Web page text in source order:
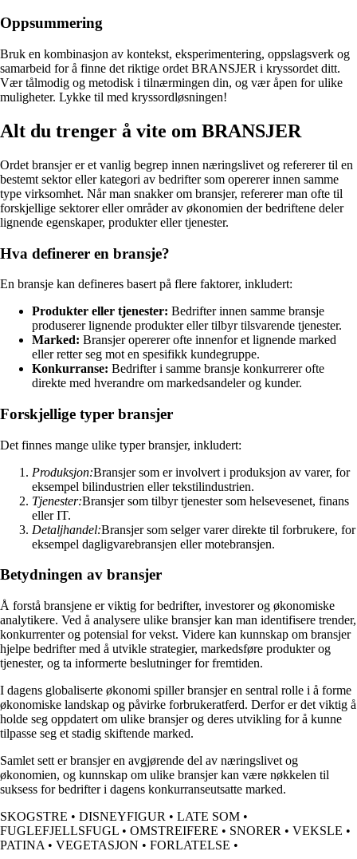
Oppsummering
Bruk en kombinasjon av kontekst, eksperimentering, oppslagsverk og
samarbeid for å finne det riktige ordet BRANSJER i kryssordet ditt.
Vær tålmodig og metodisk i tilnærmingen din, og vær åpen for ulike
muligheter. Lykke til med kryssordløsningen!
Alt du trenger å vite om BRANSJER
Ordet bransjer er et vanlig begrep innen næringslivet og refererer til en
bestemt sektor eller kategori av bedrifter som opererer innen samme
type virksomhet. Når man snakker om bransjer, refererer man ofte til
forskjellige sektorer eller områder av økonomien der bedriftene deler
lignende egenskaper, produkter eller tjenester.
Hva definerer en bransje?
En bransje kan defineres basert på flere faktorer, inkludert:
Produkter eller tjenester: Bedrifter innen samme bransje
produserer lignende produkter eller tilbyr tilsvarende tjenester.
Marked: Bransjer opererer ofte innenfor et lignende marked
eller retter seg mot en spesifikk kundegruppe.
Konkurranse: Bedrifter i samme bransje konkurrerer ofte
direkte med hverandre om markedsandeler og kunder.
Forskjellige typer bransjer
Det finnes mange ulike typer bransjer, inkludert:
Produksjon:Bransjer som er involvert i produksjon av varer, for
eksempel bilindustrien eller tekstilindustrien.
Tjenester:Bransjer som tilbyr tjenester som helsevesenet, finans
eller IT.
Detaljhandel:Bransjer som selger varer direkte til forbrukere, for
eksempel dagligvarebransjen eller motebransjen.
Betydningen av bransjer
Å forstå bransjene er viktig for bedrifter, investorer og økonomiske
analytikere. Ved å analysere ulike bransjer kan man identifisere trender,
konkurrenter og potensial for vekst. Videre kan kunnskap om bransjer
hjelpe bedrifter med å utvikle strategier, markedsføre produkter og
tjenester, og ta informerte beslutninger for fremtiden.
I dagens globaliserte økonomi spiller bransjer en sentral rolle i å forme
økonomiske landskap og påvirke forbrukeratferd. Derfor er det viktig å
holde seg oppdatert om ulike bransjer og deres utvikling for å kunne
tilpasse seg et stadig skiftende marked.
Samlet sett er bransjer en avgjørende del av næringslivet og
økonomien, og kunnskap om ulike bransjer kan være nøkkelen til
suksess for bedrifter i dagens konkurranseutsatte marked.
SKOGSTRE • DISNEYFIGUR • LATE SOM •
FUGLEFJELLSFUGL • OMSTREIFERE • SNORER • VEKSLE •
PATINA • VEGETASJON • FORLATELSE •